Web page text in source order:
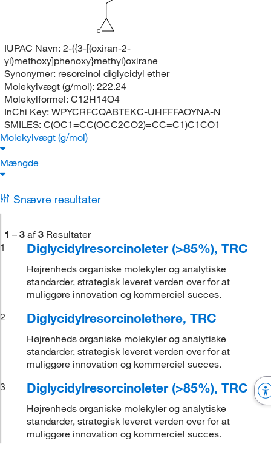
O
IUPAC Navn: 2-({3-[(oxiran-2-
yl)methoxy]phenoxy}methyl)oxirane
Synonymer: resorcinol diglycidyl ether
Molekylvægt (g/mol): 222.24
Molekylformel: C12H14O4
InChi Key: WPYCRFCQABTEKC-UHFFFAOYNA-N
SMILES: C(OC1=CC(OCC2CO2)=CC=C1)C1CO1
Molekylvægt (g/mol)
Mængde
Snævre resultater
1 – 3 af 3 Resultater
1
Diglycidylresorcinoleter (>85%), TRC
Højrenheds organiske molekyler og analytiske
standarder, strategisk leveret verden over for at
muliggøre innovation og kommerciel succes.
2
Diglycidylresorcinolethere, TRC
Højrenheds organiske molekyler og analytiske
standarder, strategisk leveret verden over for at
muliggøre innovation og kommerciel succes.
3
Diglycidylresorcinoleter (>85%), TRC
Højrenheds organiske molekyler og analytiske
standarder, strategisk leveret verden over for at
muliggøre innovation og kommerciel succes.